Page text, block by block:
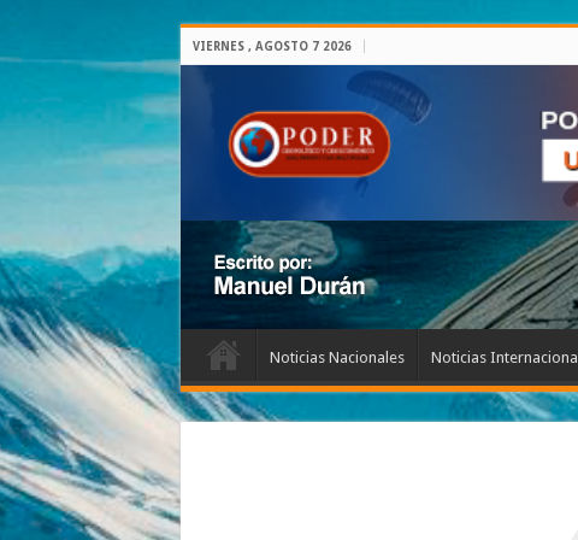
VIERNES , AGOSTO 7 2026
Noticias Nacionales Noticias Internacional